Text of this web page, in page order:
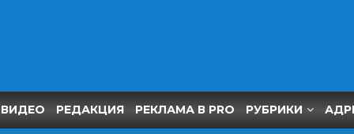
ВИДЕО РЕДАКЦИЯ РЕКЛАМА В PRO РУБРИКИ